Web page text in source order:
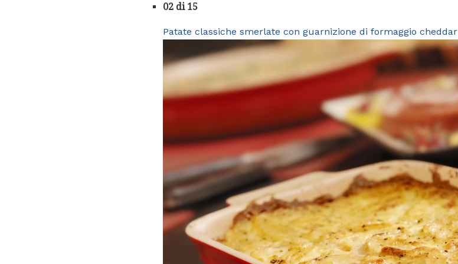
02 di 15
Patate classiche smerlate con guarnizione di formaggio cheddar